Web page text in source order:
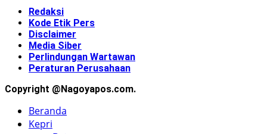
Redaksi
Kode Etik Pers
Disclaimer
Media Siber
Perlindungan Wartawan
Peraturan Perusahaan
Copyright @Nagoyapos.com.
Beranda
Kepri